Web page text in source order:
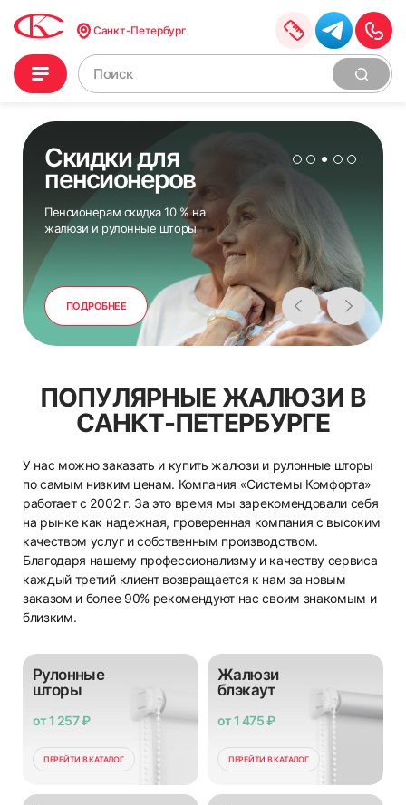
Санкт-Петербург
Скидки для
пенсионеров
Пенсионерам скидка 10 % на
жалюзи и рулонные шторы
ПОДРОБНЕЕ
ПОПУЛЯРНЫЕ ЖАЛЮЗИ В
САНКТ-ПЕТЕРБУРГЕ
У нас можно заказать и купить жалюзи и рулонные шторы
по самым низким ценам. Компания «Системы Комфорта»
работает с 2002 г. За это время мы зарекомендовали себя
на рынке как надежная, проверенная компания с высоким
качеством услуг и собственным производством.
Благодаря нашему профессионализму и качеству сервиса
каждый третий клиент возвращается к нам за новым
заказом и более 90% рекомендуют нас своим знакомым и
близким.
Рулонные
шторы
от 1 257 ₽
ПЕРЕЙТИ В КАТАЛОГ
Жалюзи
блэкаут
от 1 475 ₽
ПЕРЕЙТИ В КАТАЛОГ